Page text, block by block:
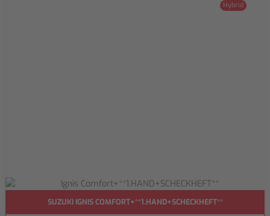
Hybrid
SUZUKI IGNIS COMFORT+**1.HAND+SCHECKHEFT**